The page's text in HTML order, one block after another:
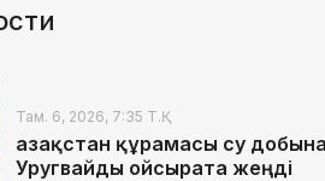
Там. 6, 2026, 7:35 Т.Қ.
Қазақстан құрамасы су
Уругвайды ойсырата жеңді